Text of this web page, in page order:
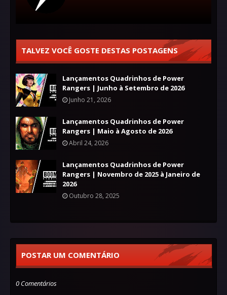
TALVEZ VOCÊ GOSTE DESTAS POSTAGENS
Lançamentos Quadrinhos de Power
Rangers | Junho à Setembro de 2026
Junho 21, 2026
Lançamentos Quadrinhos de Power
Rangers | Maio à Agosto de 2026
Abril 24, 2026
Lançamentos Quadrinhos de Power
Rangers | Novembro de 2025 à Janeiro de
2026
Outubro 28, 2025
POSTAR UM COMENTÁRIO
0 Comentários